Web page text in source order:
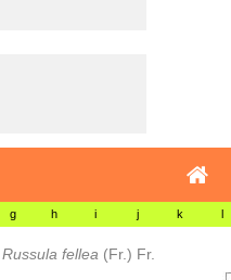
g h i j k l
Russula fellea (Fr.) Fr.